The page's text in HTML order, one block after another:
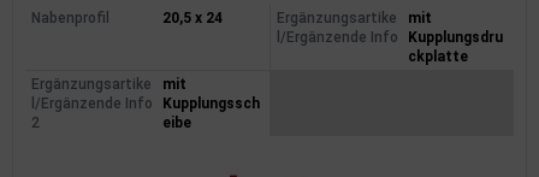
Nabenprofil 20,5 x 24
Ergänzungsartike
l/Ergänzende Info
mit
Kupplungsdru
ckplatte
Ergänzungsartike
l/Ergänzende Info
2
mit
Kupplungssch
eibe